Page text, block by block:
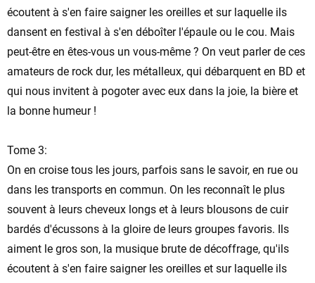
écoutent à s'en faire saigner les oreilles et sur laquelle ils
dansent en festival à s'en déboîter l'épaule ou le cou. Mais
peut-être en êtes-vous un vous-même ? On veut parler de ces
amateurs de rock dur, les métalleux, qui débarquent en BD et
qui nous invitent à pogoter avec eux dans la joie, la bière et
la bonne humeur !
Tome 3:
On en croise tous les jours, parfois sans le savoir, en rue ou
dans les transports en commun. On les reconnaît le plus
souvent à leurs cheveux longs et à leurs blousons de cuir
bardés d'écussons à la gloire de leurs groupes favoris. Ils
aiment le gros son, la musique brute de décoffrage, qu'ils
écoutent à s'en faire saigner les oreilles et sur laquelle ils